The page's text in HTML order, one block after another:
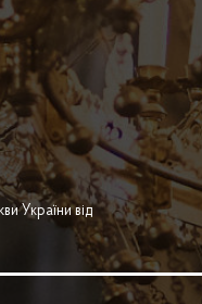
України від